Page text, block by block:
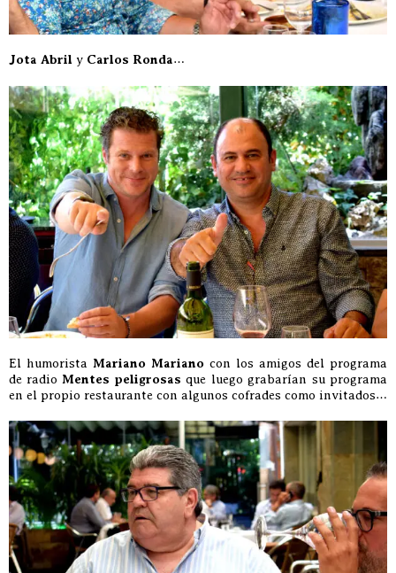
Jota Abril y Carlos Ronda…
El humorista Mariano Mariano con los amigos del programa
de radio Mentes peligrosas que luego grabarían su programa
en el propio restaurante con algunos cofrades como invitados…